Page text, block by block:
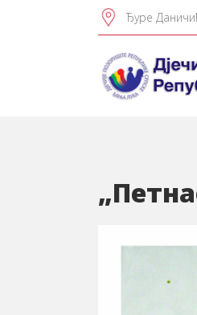
Ђуре